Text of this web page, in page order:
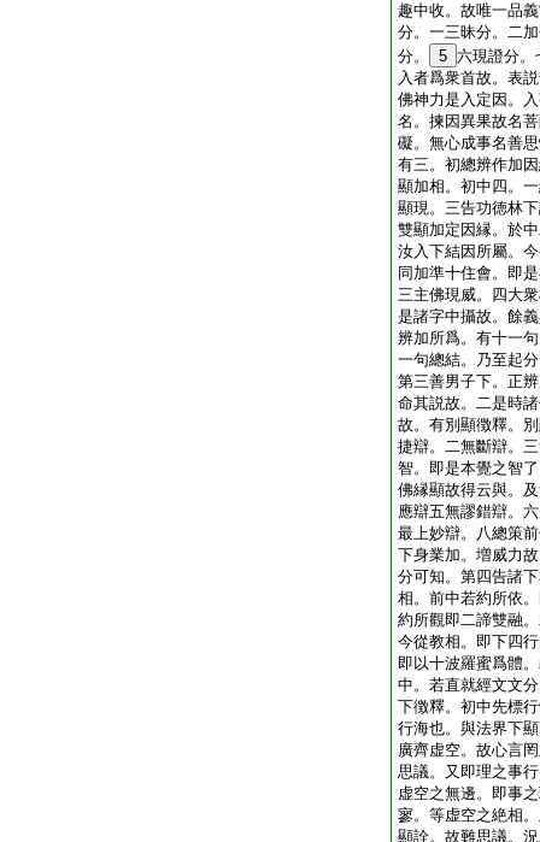
趣中收。故唯一品
分。一三昧分。二
分。
5 六現證分。
入者爲衆首故。表
佛神力是入定因。
名。揀因異果故名
礙。無心成事名善
有三。初總辨作加
顯加相。初中四。
顯現。三告功徳林
雙顯加定因縁。於
汝入下結因所屬。
同加準十住會。即
三主佛現威。四大
是諸字中攝故。餘
辨加所爲。有十一
一句總結。乃至起
第三善男子下。正
命其説故。二是時
故。有別顯徴釋。
捷辯。二無斷辯。
智。即是本覺之智
佛縁顯故得云與。
應辯五無謬錯辯。
最上妙辯。八總策
下身業加。増威力
分可知。第四告諸
相。前中若約所依
約所觀即二諦雙融
今從教相。即下四
即以十波羅蜜爲體
中。若直就經文文
下徴釋。初中先標
行海也。與法界下
廣齊虚空。故心言
思議。又即理之事
虚空之無邊。即事
寥。等虚空之絶相
顯詮。故難思議。